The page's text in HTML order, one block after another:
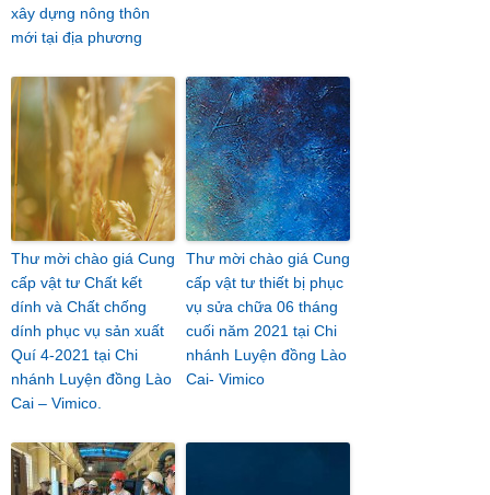
xây dựng nông thôn
mới tại địa phương
Thư mời chào giá Cung
cấp vật tư Chất kết
dính và Chất chống
dính phục vụ sản xuất
Quí 4-2021 tại Chi
nhánh Luyện đồng Lào
Cai – Vimico.
Thư mời chào giá Cung
cấp vật tư thiết bị phục
vụ sửa chữa 06 tháng
cuối năm 2021 tại Chi
nhánh Luyện đồng Lào
Cai- Vimico